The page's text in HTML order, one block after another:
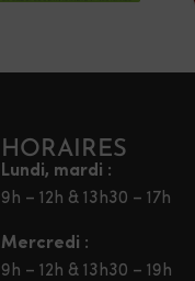
HORAIRES
Lundi, mardi :
9h – 12h & 13h30 – 17h
Mercredi :
9h – 12h & 13h30 – 19h